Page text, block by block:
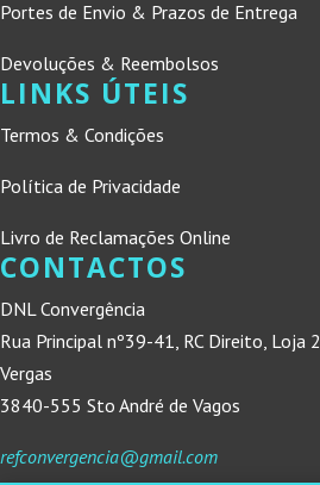
Portes de Envio & Prazos de Entrega
Devoluções & Reembolsos
LINKS ÚTEIS
Termos & Condições
Política de Privacidade
Livro de Reclamações Online
CONTACTOS
DNL Convergência
Rua Principal nº39-41, RC Direito, Loja 2
Vergas
3840-555 Sto André de Vagos
refconvergencia@gmail.com